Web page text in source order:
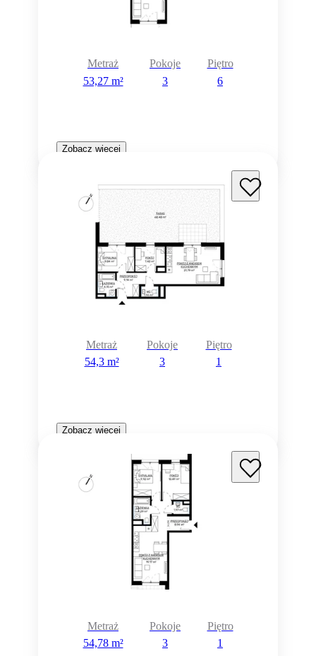
Metraż
53,27 m²
Pokoje
3
Piętro
6
Zobacz więcej
Metraż
54,3 m²
Pokoje
3
Piętro
1
Zobacz więcej
Metraż
54,78 m²
Pokoje
3
Piętro
1